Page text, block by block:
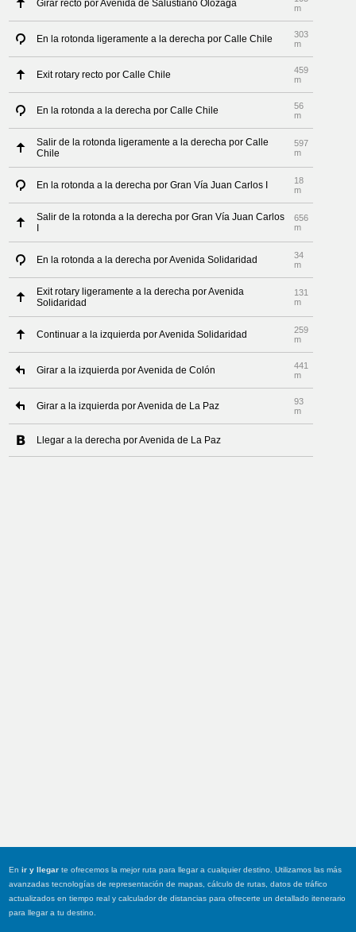
Girar recto por Avenida de Salustiano Olózaga
m
En la rotonda ligeramente a la derecha por Calle Chile
303
m
Exit rotary recto por Calle Chile
459
m
En la rotonda a la derecha por Calle Chile
56
m
Salir de la rotonda ligeramente a la derecha por Calle
Chile
597
m
En la rotonda a la derecha por Gran Vía Juan Carlos I
18
m
Salir de la rotonda a la derecha por Gran Vía Juan Carlos
656
m
En la rotonda a la derecha por Avenida Solidaridad
34
m
Exit rotary ligeramente a la derecha por Avenida
Solidaridad
131
m
Continuar a la izquierda por Avenida Solidaridad
259
m
Girar a la izquierda por Avenida de Colón
441
m
Girar a la izquierda por Avenida de La Paz
93
m
Llegar a la derecha por Avenida de La Paz
Enir y llegar te ofrecemos la mejor ruta para llegar a cualquier destino. Utilizamos las más
avanzadas tecnologías de representación de mapas, cálculo de rutas, datos de tráfico
actualizados en tiempo real y calculador de distancias para ofrecerte un detallado itenerario
para llegar a tu destino.